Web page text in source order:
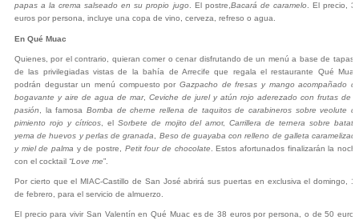
papas a la crema salseado en su propio jugo. El postre,Bacará de caramelo. El precio,
euros por persona, incluye una copa de vino, cerveza, refreso o agua.
En Qué Muac
Quienes, por el contrario, quieran comer o cenar disfrutando de un menú a base de tapas
de las privilegiadas vistas de la bahía de Arrecife que regala el restaurante Qué
podrán degustar un menú compuesto por Gazpacho de fresas y mango acompañado
bogavante y aire de agua de mar, Ceviche de jurel y atún rojo aderezado con frutas de
pasión , la famosaBomba de cherne rellena de taquitos de carabineros sobre veolute
pimiento rojo y cítricos, el Sorbete de mojito del amor,Carrillera de ternera sobre
yema de huevos y perlas de granada
Beso de guayaba con relleno de galleta
y miel de palma y de postre, Petit four de chocolate . Estos afortunados finalizarán la
con el cocktail “Love me”.
Por cierto que el MIAC-Castillo de San José abrirá sus puertas en exclusiva el domingo,
de febrero, para el servicio de almuerzo.
El precio para vivir San Valentín en Qué Muac es de 38 euros por persona, o de 50